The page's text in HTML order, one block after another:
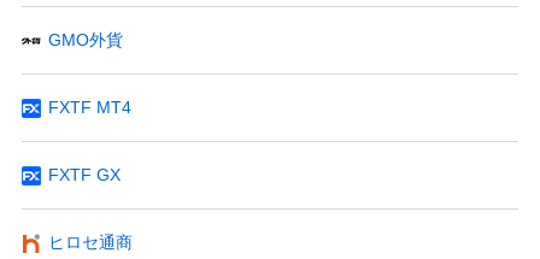
GMO外貨
FXTF MT4
FXTF GX
ヒロセ通商